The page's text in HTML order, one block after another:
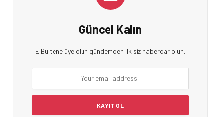
Güncel Kalın
E Bültene üye olun gündemden ilk siz haberdar olun.